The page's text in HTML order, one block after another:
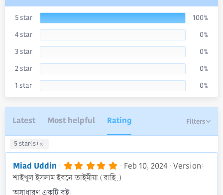
0
0
s
t
a
(
s
5 star
100%
4 star
0%
3 star
0%
2 star
0%
1 star
0%
Latest Most helpful Rating Filters
5 star(s)
Miad Uddin 5
.
0
Feb 10, 2024 Version:
শাইখুল ইসলাম ইবনে তাইমীয়া (রাহি.)